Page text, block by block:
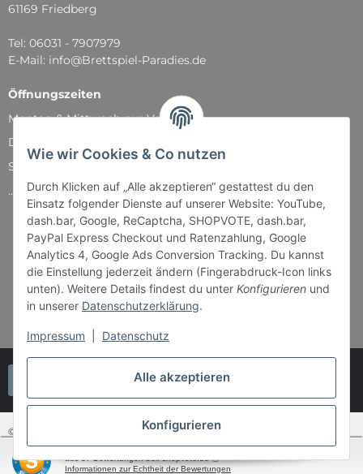
Alle akzeptieren
Konfigurieren
Wie wir Cookies & Co nutzen
Durch Klicken auf „Alle akzeptieren“ gestattest du den
Einsatz folgender Dienste auf unserer Website: YouTube,
dash.bar, Google, ReCaptcha, SHOPVOTE, dash.bar,
PayPal Express Checkout und Ratenzahlung, Google
Analytics 4, Google Ads Conversion Tracking. Du kannst
die Einstellung jederzeit ändern (Fingerabdruck-Icon links
unten). Weitere Details findest du unter Konfigurieren und
in unserer Datenschutzerklärung.
Impressum Datenschutz
61169 Friedberg
Tel: 06031 - 7907979
E-Mail: info@Brettspiel-Paradies.de
Öffnungszeiten
Montag & Mittwoch nur Versand
Dienstag, Donnerstag und Freitag: 11:00 - 18:30 Uhr
Samstag: 11:00 - 14:00 Uhr
...und natürlich während unserer Events
© Bender & Lipkowski GbR - Brettspiel-Paradies
* Alle Preise inkl. gesetzlicher USt., zzgl.Versand
SEHR GUT (4.87 / 5)
aus37Bewertungen bei: shopvote.de ⓘ
Informationen zur Echtheit der Bewertungen